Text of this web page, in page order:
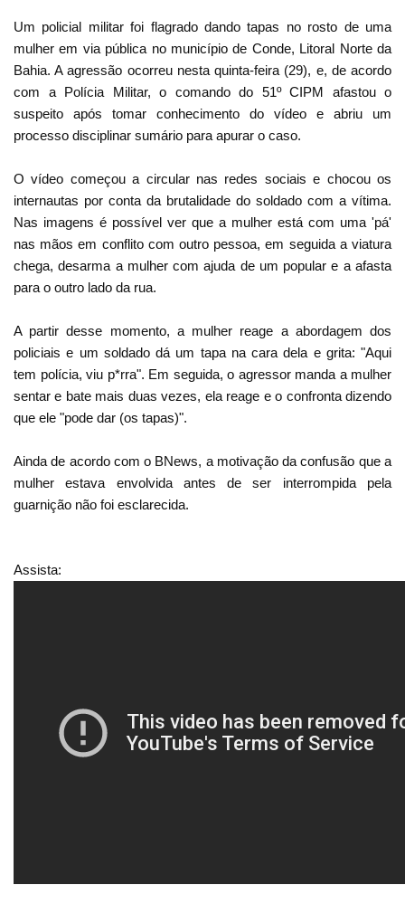
Um policial militar foi flagrado dando tapas no rosto de uma
mulher em via pública no município de Conde, Litoral Norte da
Bahia. A agressão ocorreu nesta quinta-feira (29), e, de acordo
com a Polícia Militar, o comando do 51º CIPM afastou o
suspeito após tomar conhecimento do vídeo e abriu um
processo disciplinar sumário para apurar o caso.
O vídeo começou a circular nas redes sociais e chocou os
internautas por conta da brutalidade do soldado com a vítima.
Nas imagens é possível ver que a mulher está com uma 'pá'
nas mãos em conflito com outro pessoa, em seguida a viatura
chega, desarma a mulher com ajuda de um popular e a afasta
para o outro lado da rua.
A partir desse momento, a mulher reage a abordagem dos
policiais e um soldado dá um tapa na cara dela e grita: "Aqui
tem polícia, viu p*rra". Em seguida, o agressor manda a mulher
sentar e bate mais duas vezes, ela reage e o confronta dizendo
que ele "pode dar (os tapas)".
Ainda de acordo com o BNews, a motivação da confusão que a
mulher estava envolvida antes de ser interrompida pela
guarnição não foi esclarecida.
Assista: